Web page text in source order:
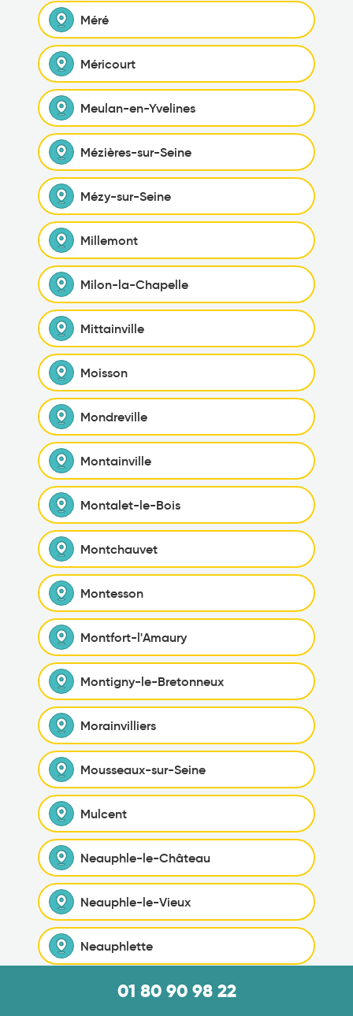
Méré
Méricourt
Meulan-en-Yvelines
Mézières-sur-Seine
Mézy-sur-Seine
Millemont
Milon-la-Chapelle
Mittainville
Moisson
Mondreville
Montainville
Montalet-le-Bois
Montchauvet
Montesson
Montfort-l'Amaury
Montigny-le-Bretonneux
Morainvilliers
Mousseaux-sur-Seine
Mulcent
Neauphle-le-Château
Neauphle-le-Vieux
Neauphlette
01 80 90 98 22